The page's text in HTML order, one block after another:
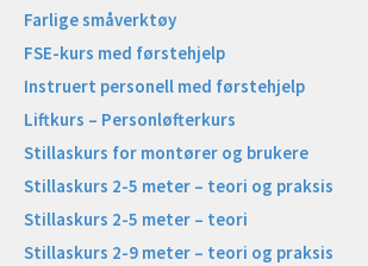
Farlige småverktøy
FSE-kurs med førstehjelp
Instruert personell med førstehjelp
Liftkurs – Personløfterkurs
Stillaskurs for montører og brukere
Stillaskurs 2-5 meter – teori og praksis
Stillaskurs 2-5 meter – teori
Stillaskurs 2-9 meter – teori og praksis